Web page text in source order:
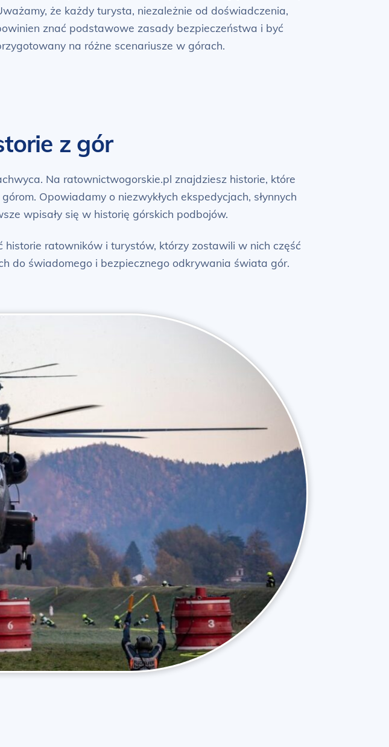
że każdy turysta, niezależnie od doświadczenia,
znać podstawowe zasady bezpieczeństwa i być
na różne scenariusze w górach.
z gór
Na ratownictwogorskie.pl znajdziesz historie, które
Opowiadamy o niezwykłych ekspedycjach, słynnych
wpisały się w historię górskich podbojów.
ratowników i turystów, którzy zostawili w nich część
do świadomego i bezpiecznego odkrywania świata gór.